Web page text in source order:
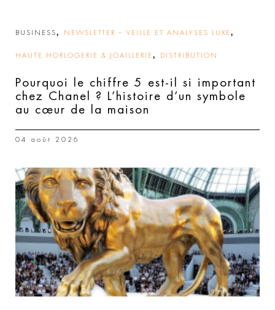
BUSINESS, NEWSLETTER – VEILLE ET ANALYSES LUXE ,
HAUTE HORLOGERIE & JOAILLERIE , DISTRIBUTION
Pourquoi le chiffre 5 est-il si important
chez Chanel ? L’histoire d’un symbole
au cœur de la maison
04 août 2026